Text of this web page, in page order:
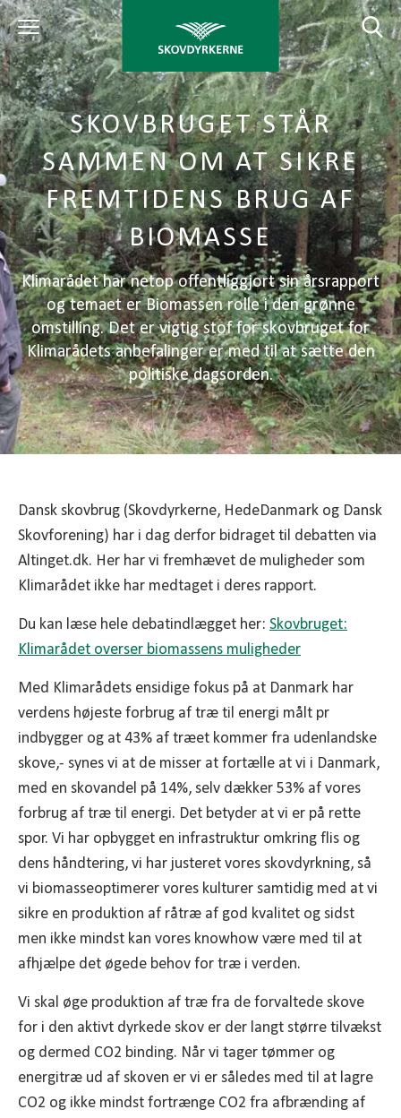
SKOVBRUGET STÅR
SAMMEN OM AT SIKRE
FREMTIDENS BRUG AF
BIOMASSE
Klimarådet har netop offentliggjort sin årsrapport
og temaet er Biomassen rolle i den grønne
omstilling. Det er vigtig stof for skovbruget for
Klimarådets anbefalinger er med til at sætte den
politiske dagsorden.
Dansk skovbrug (Skovdyrkerne, HedeDanmark og Dansk
Skovforening) har i dag derfor bidraget til debatten via
Altinget.dk. Her har vi fremhævet de muligheder som
Klimarådet ikke har medtaget i deres rapport.
Du kan læse hele debatindlægget her: Skovbruget:
Klimarådet overser biomassens muligheder
Med Klimarådets ensidige fokus på at Danmark har
verdens højeste forbrug af træ til energi målt pr
indbygger og at 43% af træet kommer fra udenlandske
skove,- synes vi at de misser at fortælle at vi i Danmark,
med en skovandel på 14%, selv dækker 53% af vores
forbrug af træ til energi. Det betyder at vi er på rette
spor. Vi har opbygget en infrastruktur omkring flis og
dens håndtering, vi har justeret vores skovdyrkning, så
vi biomasseoptimerer vores kulturer samtidig med at vi
sikre en produktion af råtræ af god kvalitet og sidst
men ikke mindst kan vores knowhow være med til at
afhjælpe det øgede behov for træ i verden.
Vi skal øge produktion af træ fra de forvaltede skove
for i den aktivt dyrkede skov er der langt større tilvækst
og dermed CO2 binding. Når vi tager tømmer og
energitræ ud af skoven er vi er således med til at lagre
CO2 og ikke mindst fortrænge CO2 fra afbrænding af